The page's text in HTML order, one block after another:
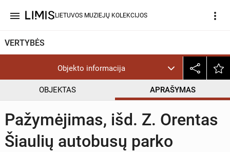
menu LIETUVOS MUZIEJŲ KOLEKCIJOS more_vert
VERTYBĖS
Objekto informacija
OBJEKTAS APRAŠYMAS
Pažymėjimas, išd. Z. Orentas
Šiaulių autobusų parko